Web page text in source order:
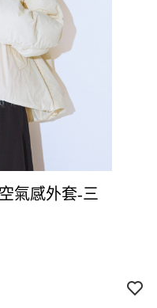
氣感外套-三